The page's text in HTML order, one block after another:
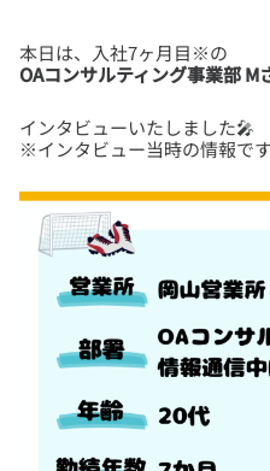
OAコンサルティング事業部 M
インタビューいたしました🎤